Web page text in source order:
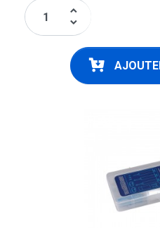
keyboard_arrow_up
keyboard_arrow_down